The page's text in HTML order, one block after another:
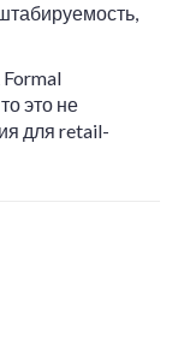
это не
для retail-